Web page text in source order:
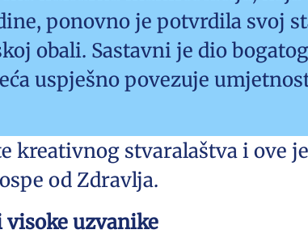
ponovno je potvrdila svoj
obali. Sastavni je dio
uspješno povezuje
kreativnog stvaralaštva i ove
od Zdravlja.
visoke uzvanike